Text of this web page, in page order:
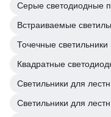
Серые светодиодные
Встраиваемые
Точечные светильники
Квадратные
Светильники для
Светильники для